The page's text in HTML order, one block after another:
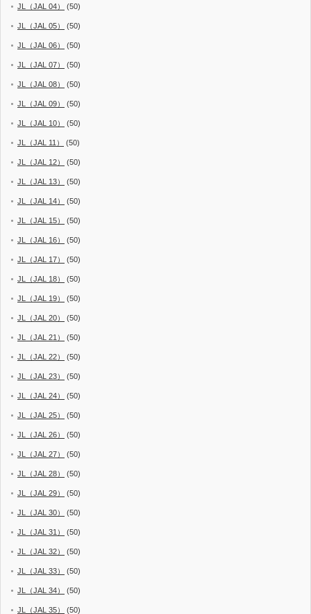
JL（JAL 04） (50)
JL（JAL 05） (50)
JL（JAL 06） (50)
JL（JAL 07） (50)
JL（JAL 08） (50)
JL（JAL 09） (50)
JL（JAL 10） (50)
JL（JAL 11） (50)
JL（JAL 12） (50)
JL（JAL 13） (50)
JL（JAL 14） (50)
JL（JAL 15） (50)
JL（JAL 16） (50)
JL（JAL 17） (50)
JL（JAL 18） (50)
JL（JAL 19） (50)
JL（JAL 20） (50)
JL（JAL 21） (50)
JL（JAL 22） (50)
JL（JAL 23） (50)
JL（JAL 24） (50)
JL（JAL 25） (50)
JL（JAL 26） (50)
JL（JAL 27） (50)
JL（JAL 28） (50)
JL（JAL 29） (50)
JL（JAL 30） (50)
JL（JAL 31） (50)
JL（JAL 32） (50)
JL（JAL 33） (50)
JL（JAL 34） (50)
JL（JAL 35） (50)